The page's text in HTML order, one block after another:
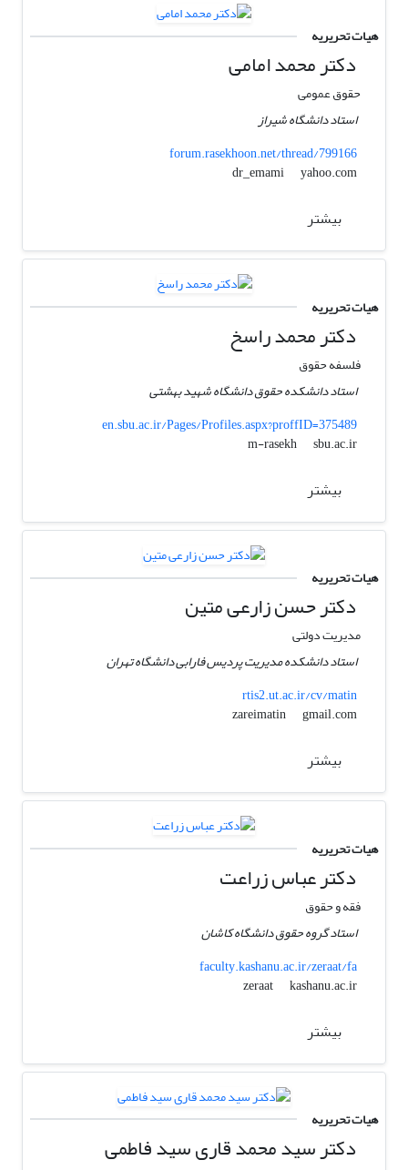
هیات تحریریه
دکتر محمد امامی
حقوق عمومی
استاد دانشگاه شیراز
forum.rasekhoon.net/thread/799166
dr_emami
yahoo.com
بیشتر
هیات تحریریه
دکتر محمد راسخ
فلسفه حقوق
استاد دانشکده حقوق دانشگاه شهید بهشتی
en.sbu.ac.ir/Pages/Profiles.aspx?proffID=375489
m-rasekh
sbu.ac.ir
بیشتر
هیات تحریریه
دکتر حسن زارعی متین
مدیریت دولتی
استاد دانشکده مدیریت پردیس فارابی دانشگاه تهران
rtis2.ut.ac.ir/cv/matin
zareimatin
gmail.com
بیشتر
هیات تحریریه
دکتر عباس زراعت
فقه و حقوق
استاد گروه حقوق دانشگاه کاشان
faculty.kashanu.ac.ir/zeraat/fa
zeraat
kashanu.ac.ir
بیشتر
هیات تحریریه
دکتر سید محمد قاری سید فاطمی